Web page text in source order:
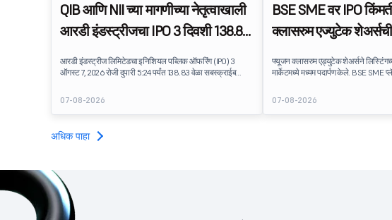
QIB आणि NII च्या मागणीच्या नेतृत्वाखाली
आरडी इंडस्ट्रीजचा IPO 3 दिवशी 138.83
वेळा सबस्क्राईब करण्यात आला
आरडी इंडस्ट्रीज लिमिटेडचा इनिशियल पब्लिक ऑफरिंग (IPO) 3
ऑगस्ट 7, 2026 रोजी दुपारी 5:24 पर्यंत 138.83 वेळा सबस्क्राईब
5,62,46,366 शेअर्स सापेक्ष 7,80,88,05,383 शेअर्ससाठी बिड प्राप्त
झाली.
07-08-2026
BSE SME वर IPO
क्लासरुम एज्युटेक
प्रीमियममध्ये लिस्ट
फ्यूजन क्लासरुम एड्युटेक शेअर्सने
मार्केटमध्ये मध्यम पदार्पण केले. BSE SME
प्रीमियम डिलिव्हर करते. लिस्टिंगने IPO
ऑफर केले, जे शिक्षण टेक्नॉलॉजी कंपनीबद्दल
भावना प्रतिबिंबित करते.
07-08-2026
अधिक पाहा